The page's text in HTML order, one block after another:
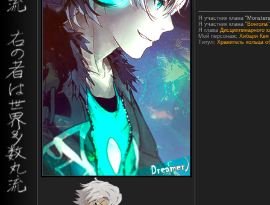
Я участник клана
Я участник клана "Вонгола"
Я глава Дисциплинарного
Мой персонаж: Хибари Кея
Титул: Хранитель кольца